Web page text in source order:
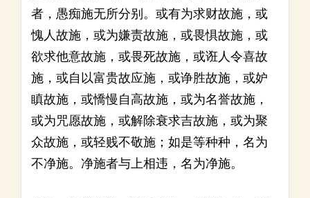
者，愚痴施无所分别。或有为求财故施，或
愧人故施，或为嫌责故施，或畏惧故施，或
欲求他意故施，或畏死故施，或诳人令喜故
施，或自以富贵故应施，或诤胜故施，或妒
瞋故施，或憍慢自高故施，或为名誉故施，
或为咒愿故施，或解除衰求吉故施，或为聚
众故施，或轻贱不敬施；如是等种种，名为
不净施。净施者与上相违，名为净施。